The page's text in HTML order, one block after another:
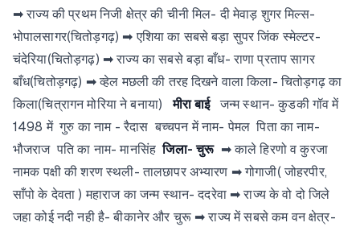
➡ राज्य की प्रथम निजी क्षेत्र की चीनी मिल- दी मेवाड़ शुगर मिल्स-
भोपालसागर(चितोड़गढ़) ➡ एशिया का सबसे बड़ा सुपर जिंक स्मेल्टर-
चंदेरिया(चितोड़गढ़) ➡ राज्य का सबसे बड़ा बाँध- राणा प्रताप सागर
बाँध(चितोड़गढ़) ➡ व्हेल मछली की तरह दिखने वाला किला- चितोड़गढ़ का
किला(चित्रागन मोरिया ने बनाया)
मीरा बाई जन्म स्थान- कुडकी गॉव में
1498 में गुरु का नाम - रैदास बच्चपन में नाम- पेमल पिता का नाम-
भौजराज पति का नाम- मानसिंह जिला- चुरू ➡ काले हिरणो व कुरजा
नामक पक्षी की शरण स्थली- तालछापर अभ्यारण ➡ गोगाजी( जोहरपीर,
साँपो के देवता ) महाराज का जन्म स्थान- ददरेवा ➡ राज्य के वो दो जिले
जहा कोई नदी नही है- बीकानेर और चुरू ➡ राज्य में सबसे कम वन क्षेत्र-